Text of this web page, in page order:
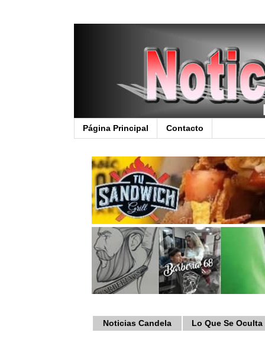
Página Principal Contacto
Noticias Candela Lo Que Se Oculta